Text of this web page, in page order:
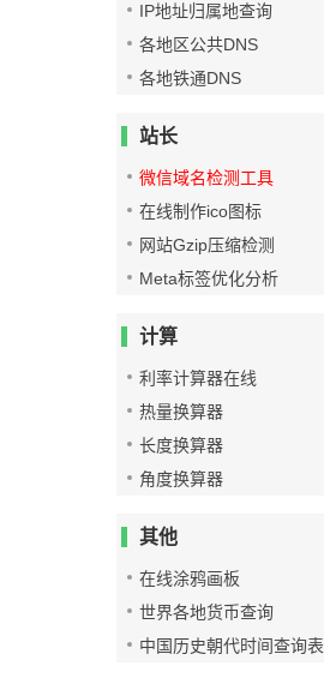
IP地址归属地查询
各地区公共DNS
各地铁通DNS
站长
微信域名检测工具
在线制作ico图标
网站Gzip压缩检测
Meta标签优化分析
计算
利率计算器在线
热量换算器
长度换算器
角度换算器
其他
在线涂鸦画板
世界各地货币查询
中国历史朝代时间查询表